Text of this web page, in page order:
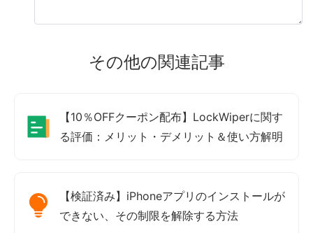
その他の関連記事
【10％OFFクーポン配布】LockWiperに関す
る評価：メリット・デメリット＆使い方解明
【検証済み】iPhoneアプリのインストールが
できない、その制限を解除する方法